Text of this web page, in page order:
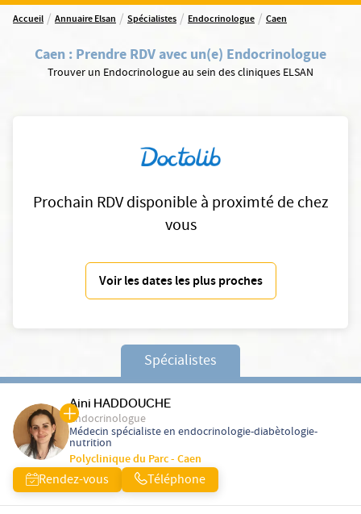
Accueil / Annuaire Elsan / Spécialistes / Endocrinologue / Caen
Caen : Prendre RDV avec un(e) Endocrinologue
Trouver un Endocrinologue au sein des cliniques ELSAN
Prochain RDV disponible à proximté de chez
vous
Voir les dates les plus proches
Spécialistes
Aini HADDOUCHE
Endocrinologue
Médecin spécialiste en endocrinologie-diabètologie-
nutrition
Polyclinique du Parc - Caen
Rendez-vous Téléphone